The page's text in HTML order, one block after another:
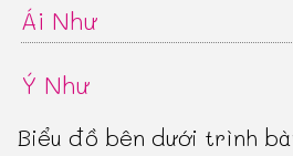
Ái Như
Ý Như
Biểu đồ bên dưới trình